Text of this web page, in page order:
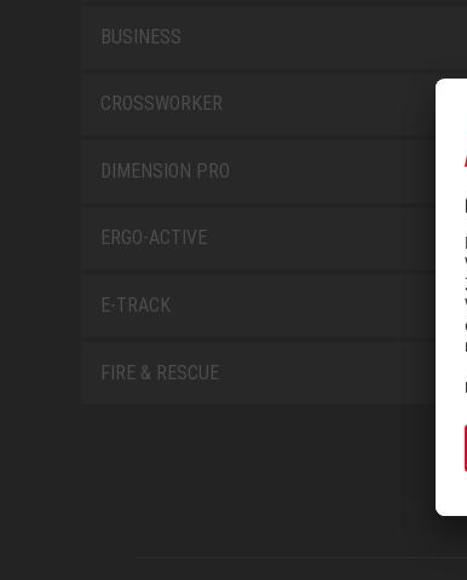
BUSINESS
CROSSWORKER
DIMENSION PRO
ERGO-ACTIVE
E-TRACK
FIRE & RESCUE